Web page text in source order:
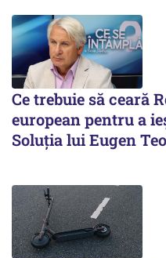
Ce trebuie să ceară
european pentru a
Soluția lui Eugen